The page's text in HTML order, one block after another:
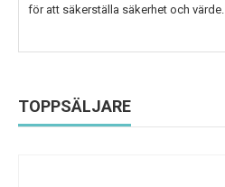
för att säkerställa säkerhet och värde.
TOPPSÄLJARE